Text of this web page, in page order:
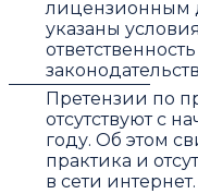
лицензионным
указаны
Претензии по
отсутствуют с
году. Об этом
практика и
в сети интернет.